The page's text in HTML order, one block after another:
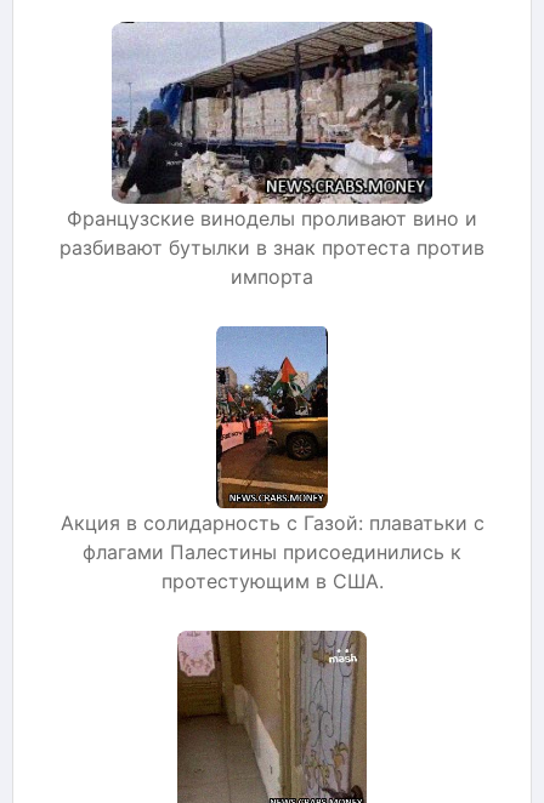
Французские виноделы проливают вино и
разбивают бутылки в знак протеста против
импорта
Акция в солидарность с Газой: плаватьки с
флагами Палестины присоединились к
протестующим в США.